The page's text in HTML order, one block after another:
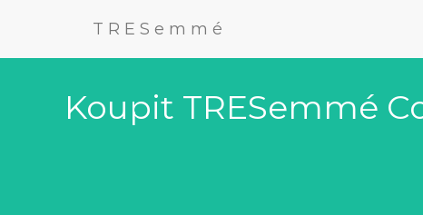
TRESemmé
Koupit TRESemmé